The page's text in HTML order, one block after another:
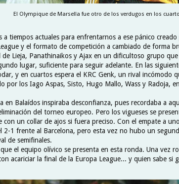
El Olympique de Marsella fue otro de los verdugos en los
a tiempos actuales para enfrentarnos a ese pánico
y el formato de competición a cambiado de forma
de Lieja, Panathinaikos y Ajax en un dificultoso grupo
lugar, suficiente para seguir adelante. En las
y en cuartos espera el KRC Genk, un rival incómodo
por los Iago Aspas, Sisto, Hugo Mallo, Wass y Radoja,
en Balaídos inspiraba desconfianza, pues recordaba a
del torneo europeo. Pero los vigueses se
con un collar de ajos si fuera preciso. Con el empate a
2-1 frente al Barcelona, pero esta vez no hubo un
de semifinales.
el equipo olívico se presenta en esta ronda. Una vez
acariciar la final de la Europa League... y quien sabe si